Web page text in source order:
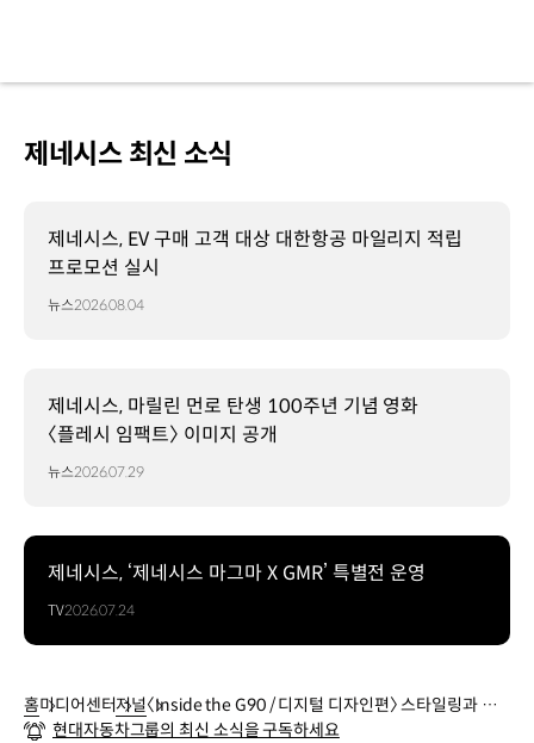
제네시스 최신 소식
제네시스, EV 구매 고객 대상 대한항공 마일리지 적립
프로모션 실시
뉴스2026.08.04
제네시스, 마릴린 먼로 탄생 100주년 기념 영화
〈플레시 임팩트〉 이미지 공개
뉴스2026.07.29
제네시스, ‘제네시스 마그마 X GMR’ 특별전 운영
TV2026.07.24
홈미디어센터저널〈Inside the G90 / 디지털 디자인편〉 스타일링과 설
계를 연결해 G90의 디자인을 완성하다
현대자동차그룹의 최신 소식을 구독하세요